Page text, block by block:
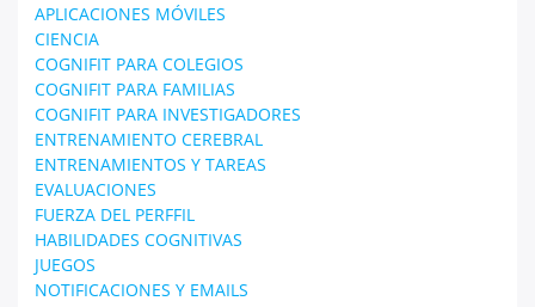
APLICACIONES MÓVILES
CIENCIA
COGNIFIT PARA COLEGIOS
COGNIFIT PARA FAMILIAS
COGNIFIT PARA INVESTIGADORES
ENTRENAMIENTO CEREBRAL
ENTRENAMIENTOS Y TAREAS
EVALUACIONES
FUERZA DEL PERFFIL
HABILIDADES COGNITIVAS
JUEGOS
NOTIFICACIONES Y EMAILS